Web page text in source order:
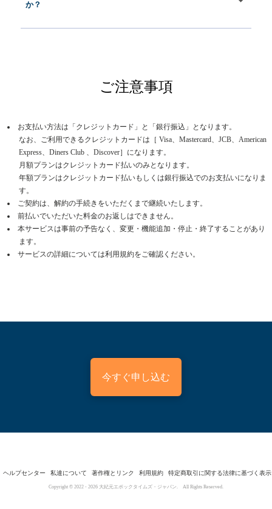
か？
ご注意事項
お支払い方法は「クレジットカード」と「銀行振込」となります。
なお、ご利用できるクレジットカードは［ Visa、Mastercard、JCB、American
Express、Diners Club 、Discover］になります。
月額プランはクレジットカード払いのみとなります。
年額プランはクレジットカード払いもしくは銀行振込でのお支払いになりま
す。
ご契約は、解約の手続きをいただくまで継続いたします。
前払いでいただいた料金のお返しはできません。
本サービスは事前の予告なく、変更・機能追加・停止・終了することがあり
ます。
サービスの詳細については利用規約をご確認ください。
今すぐ申し込む
ヘルプセンター 私達について 著作権とリンク 利用規約 特定商取引に関する法律に基づく表示
Copyright © 2022 - 2026 大紀元エポックタイムズ・ジャパン. All Rights Reserved.